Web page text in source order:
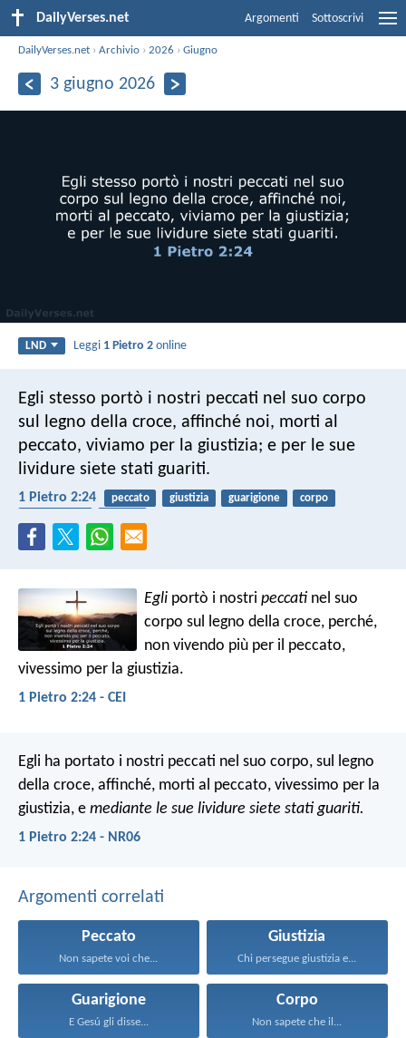
DailyVerses.net Argomenti Sottoscrivi
DailyVerses.net ›Archivio ›2026 ›Giugno
3 giugno 2026
LND Leggi 1 Pietro 2 online
Egli stesso portò i nostri peccati nel suo corpo
sul legno della croce, affinché noi, morti al
peccato, viviamo per la giustizia; e per le sue
lividure siete stati guariti.
1 Pietro 2:24 peccato giustizia guarigione
corpo
Egli portò i nostripeccati nel suo
corpo sul legno della croce, perché,
non vivendo più per il peccato,
vivessimo per la giustizia.
1 Pietro 2:24 - CEI
Egli ha portato i nostri peccati nel suo corpo, sul legno
della croce, affinché, morti al peccato, vivessimo per la
giustizia, e mediante le sue lividure siete stati guariti.
1 Pietro 2:24 - NR06
Argomenti correlati
Peccato
Non sapete voi che...
Giustizia
Chi persegue giustizia e...
Guarigione
E Gesú gli disse...
Corpo
Non sapete che il...